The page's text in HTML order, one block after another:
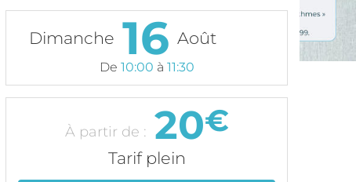
Dimanche 16 Août
De 10:00 à 11:30
À partir de : 20€
Tarif plein